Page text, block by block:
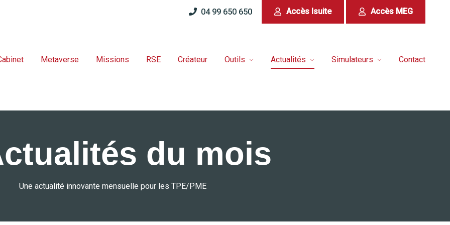
04 99 650 650 Accès Isuite Accès MEG
Metaverse Missions RSE Créateur Outils Actualités Simulateurs Contact
du mois
Une actualité innovante mensuelle pour les TPE/PME